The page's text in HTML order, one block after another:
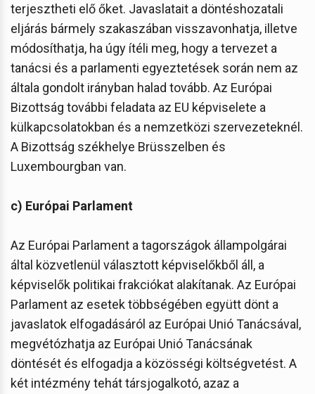
terjesztheti elő őket. Javaslatait a döntéshozatali
eljárás bármely szakaszában visszavonhatja, illetve
módosíthatja, ha úgy ítéli meg, hogy a tervezet a
tanácsi és a parlamenti egyeztetések során nem az
általa gondolt irányban halad tovább. Az Európai
Bizottság további feladata az EU képviselete a
külkapcsolatokban és a nemzetközi szervezeteknél.
A Bizottság székhelye Brüsszelben és
Luxembourgban van.
c) Európai Parlament
Az Európai Parlament a tagországok állampolgárai
által közvetlenül választott képviselőkből áll, a
képviselők politikai frakciókat alakítanak. Az Európai
Parlament az esetek többségében együtt dönt a
javaslatok elfogadásáról az Európai Unió Tanácsával,
megvétózhatja az Európai Unió Tanácsának
döntését és elfogadja a közösségi költségvetést. A
két intézmény tehát társjogalkotó, azaz a